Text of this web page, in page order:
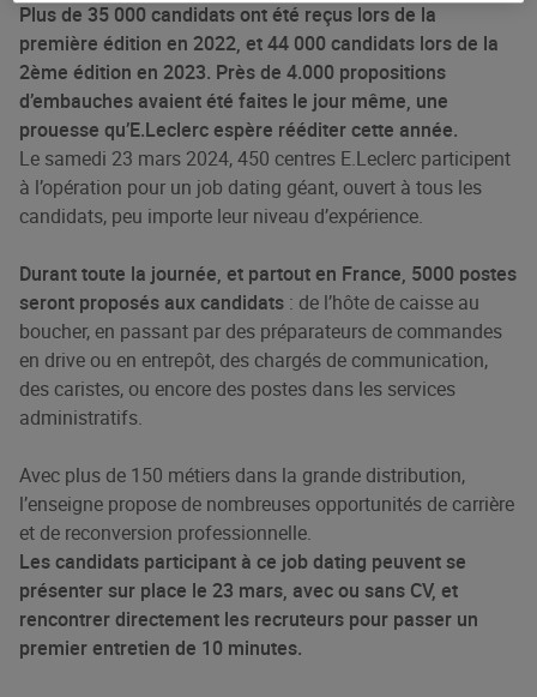
Plus de 35 000 candidats ont été reçus lors de la
première édition en 2022, et 44 000 candidats lors de la
2ème édition en 2023. Près de 4.000 propositions
d’embauches avaient été faites le jour même, une
prouesse qu’E.Leclerc espère rééditer cette année.
Le samedi 23 mars 2024, 450 centres E.Leclerc participent
à l’opération pour un job dating géant, ouvert à tous les
candidats, peu importe leur niveau d’expérience.
Durant toute la journée, et partout en France, 5000 postes
seront proposés aux candidats : de l’hôte de caisse au
boucher, en passant par des préparateurs de commandes
en drive ou en entrepôt, des chargés de communication,
des caristes, ou encore des postes dans les services
administratifs.
Avec plus de 150 métiers dans la grande distribution,
l’enseigne propose de nombreuses opportunités de carrière
et de reconversion professionnelle.
Les candidats participant à ce job dating peuvent se
présenter sur place le 23 mars, avec ou sans CV, et
rencontrer directement les recruteurs pour passer un
premier entretien de 10 minutes.